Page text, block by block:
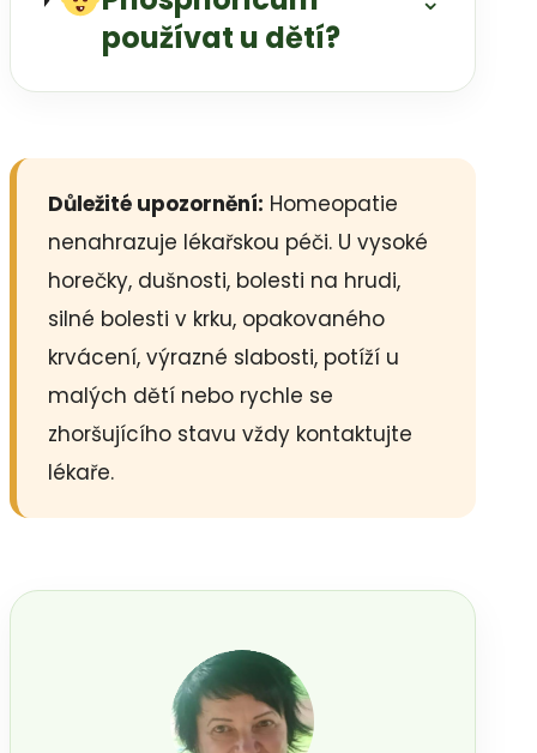
používat u dětí?
Důležité upozornění: Homeopatie
nenahrazuje lékařskou péči. U vysoké
horečky, dušnosti, bolesti na hrudi,
silné bolesti v krku, opakovaného
krvácení, výrazné slabosti, potíží u
malých dětí nebo rychle se
zhoršujícího stavu vždy kontaktujte
lékaře.